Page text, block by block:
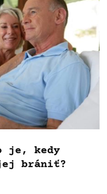
je, kedy
brániť?